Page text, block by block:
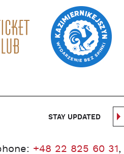
STAY UPDATED
+48 22 825 60 31,